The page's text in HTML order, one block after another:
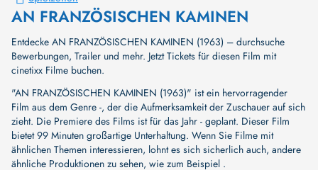
AN FRANZÖSISCHEN KAMINEN
Entdecke AN FRANZÖSISCHEN KAMINEN (1963) – durchsuche
Bewerbungen, Trailer und mehr. Jetzt Tickets für diesen Film mit
cinetixx Filme buchen.
"AN FRANZÖSISCHEN KAMINEN (1963)" ist ein hervorragender
Film aus dem Genre -, der die Aufmerksamkeit der Zuschauer auf sich
zieht. Die Premiere des Films ist für das Jahr - geplant. Dieser Film
bietet 99 Minuten großartige Unterhaltung. Wenn Sie Filme mit
ähnlichen Themen interessieren, lohnt es sich sicherlich auch, andere
ähnliche Produktionen zu sehen, wie zum Beispiel .